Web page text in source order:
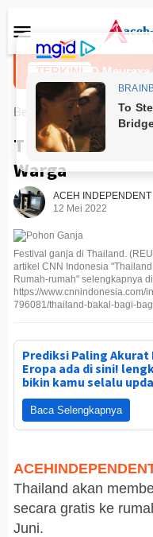
ke
kontenMobile
TERKINI
RSUD Meuraxa
Beranda
Thailand Bagi 1
Warga
ACEH INDEPENDENT
12 Mei 2022
Festival ganja di Thailand.
artikel CNN Indonesia
Rumah-rumah" selengkapnya
https://
796081/thailand-bakal-bagi-
Prediksi Paling Akurat
Eropa ada di sini!
bikin kamu selalu
Baca Selengkapnya
Thailand akan
secara gratis ke
Juni.